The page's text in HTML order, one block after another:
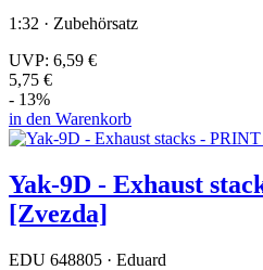
1:32 · Zubehörsatz
UVP: 6,59 €
5,75 €
- 13%
in den Warenkorb
Yak-9D - Exhaust
[Zvezda]
EDU 648805 · Eduard